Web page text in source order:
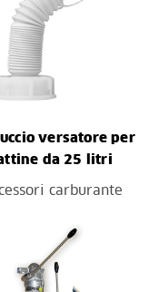
versatore per
da 25 litri
carburante